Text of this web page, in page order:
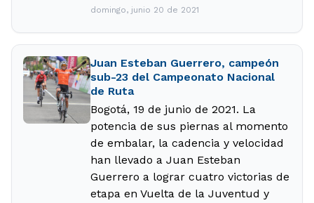
domingo, junio 20 de 2021
Juan Esteban Guerrero, campeón
sub-23 del Campeonato Nacional
de Ruta
Bogotá, 19 de junio de 2021. La
potencia de sus piernas al momento
de embalar, la cadencia y velocidad
han llevado a Juan Esteban
Guerrero a lograr cuatro victorias de
etapa en Vuelta de la Juventud y